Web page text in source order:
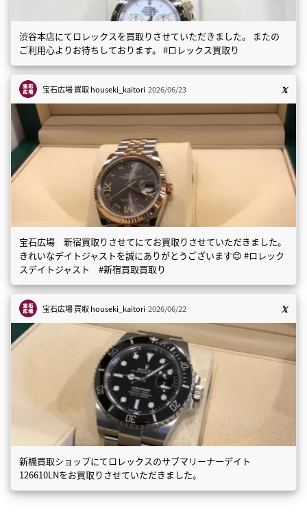
渋谷本店にてロレックスを買取りさせていただきました。 またの
ご利用心よりお待ちしております。 #ロレックス買取り
宝石広場 買取houseki_kaitori 2026/06/23
宝石広場 新宿買取りさせてにてお買取りさせていただきました。
きれいなデイトジャストを誠にありがとうございます😊 #ロレック
スデイトジャスト #新宿買取買取り
宝石広場 買取houseki_kaitori 2026/06/22
新橋買取ショップにてロレックスのサブマリーナーデイト
126610LNをお買取りさせていただきました。